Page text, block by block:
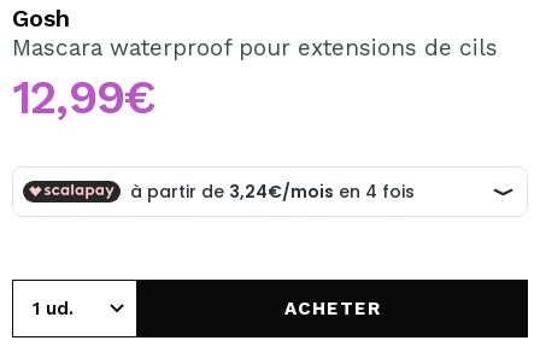
En créant un compte sur Maquibeauty.fr vous pourrez
effectuer vos achats rapidement, vérifier l'état de vos
commandes et consulter vos opérations précédentes.
CRÉER UN COMPTE
Gosh
Mascara waterproof pour extensions de cils
12,99€
ACHETER